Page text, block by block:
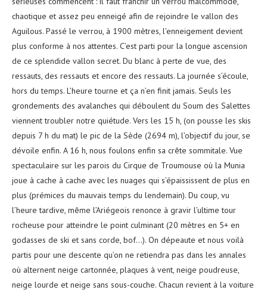
chaotique et assez peu enneigé afin de rejoindre le vallon des
Aguilous. Passé le verrou, à 1900 mètres, l’enneigement devient
plus conforme à nos attentes. C’est parti pour la longue ascension
de ce splendide vallon secret. Du blanc à perte de vue, des
ressauts, des ressauts et encore des ressauts. La journée s’écoule,
hors du temps. L’heure tourne et ça n’en finit jamais. Seuls les
grondements des avalanches qui déboulent du Soum des Salettes
viennent troubler notre quiétude. Vers les 15 h, (on pousse les skis
depuis 7 h du mat) le pic de la Sède (2694 m), l’objectif du jour, se
dévoile enfin. A 16 h, nous foulons enfin sa crête sommitale. Vue
spectaculaire sur les parois du Cirque de Troumouse où la Munia
joue à cache à cache avec les nuages qui s’épaississent de plus en
plus (prémices du mauvais temps du lendemain). Du coup, vu
l’heure tardive, même l’Ariégeois renonce à gravir l’ultime tour
rocheuse pour atteindre le point culminant (20 mètres en 5+ en
godasses de ski et sans corde, bof…). On dépeaute et nous voilà
partis pour une descente qu’on ne retiendra pas dans les annales
où alternent neige cartonnée, plaques à vent, neige poudreuse,
neige lourde et neige sans sous-couche. Chacun revient à la voiture